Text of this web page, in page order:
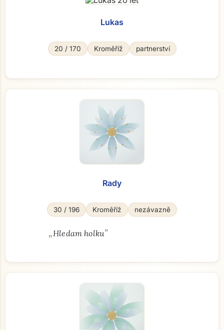
Lukas
20 / 170 Kroměříž partnerství
Rady
30 / 196 Kroměříž nezávazně
„Hledam holku"